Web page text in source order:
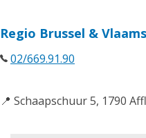
Regio Brussel &
02/669.91.90
📍 Schaapschuur 5, 1790